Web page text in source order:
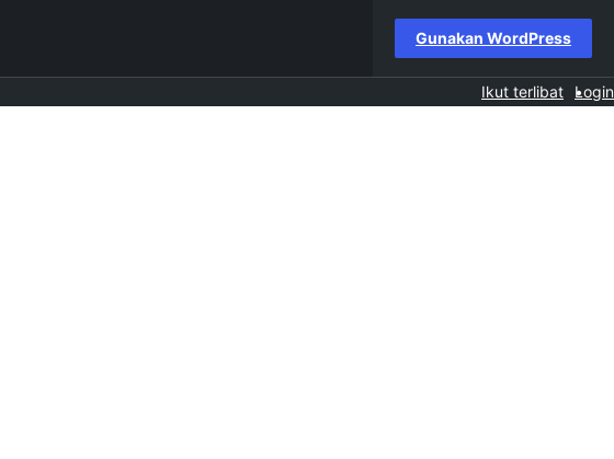
Gunakan WordPress
Ikut terlibat Login